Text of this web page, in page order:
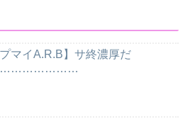
プマイA.R.B】サ終濃厚だ